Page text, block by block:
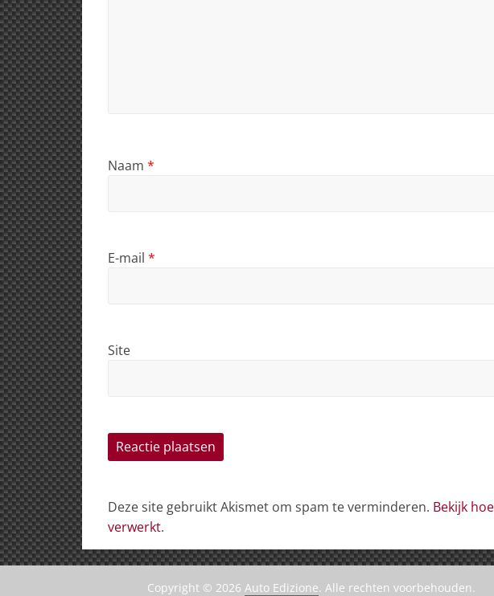
Naam *
E-mail *
Site
Deze site gebruikt Akismet om spam te verminderen. Bekijk
verwerkt.
Copyright © 2026 Auto Edizione. Alle rechten voorbehouden.